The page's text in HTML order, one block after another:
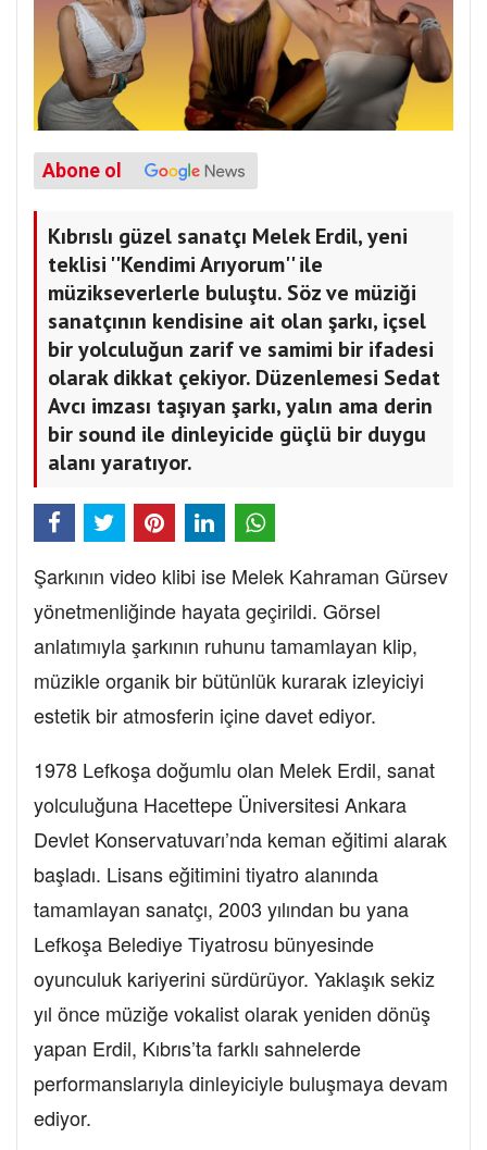
Abone ol
Kıbrıslı güzel sanatçı Melek Erdil, yeni
teklisi ''Kendimi Arıyorum'' ile
müzikseverlerle buluştu. Söz ve müziği
sanatçının kendisine ait olan şarkı, içsel
bir yolculuğun zarif ve samimi bir ifadesi
olarak dikkat çekiyor. Düzenlemesi Sedat
Avcı imzası taşıyan şarkı, yalın ama derin
bir sound ile dinleyicide güçlü bir duygu
alanı yaratıyor.
Şarkının video klibi ise Melek Kahraman Gürsev
yönetmenliğinde hayata geçirildi. Görsel
anlatımıyla şarkının ruhunu tamamlayan klip,
müzikle organik bir bütünlük kurarak izleyiciyi
estetik bir atmosferin içine davet ediyor.
1978 Lefkoşa doğumlu olan Melek Erdil, sanat
yolculuğuna Hacettepe Üniversitesi Ankara
Devlet Konservatuvarı’nda keman eğitimi alarak
başladı. Lisans eğitimini tiyatro alanında
tamamlayan sanatçı, 2003 yılından bu yana
Lefkoşa Belediye Tiyatrosu bünyesinde
oyunculuk kariyerini sürdürüyor. Yaklaşık sekiz
yıl önce müziğe vokalist olarak yeniden dönüş
yapan Erdil, Kıbrıs’ta farklı sahnelerde
performanslarıyla dinleyiciyle buluşmaya devam
ediyor.